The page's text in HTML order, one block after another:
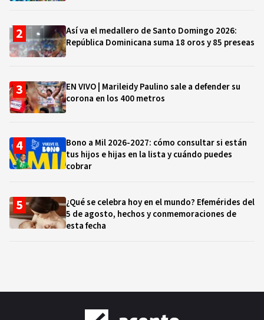
Así va el medallero de Santo Domingo 2026:
República Dominicana suma 18 oros y 85 preseas
EN VIVO | Marileidy Paulino sale a defender su
corona en los 400 metros
Bono a Mil 2026-2027: cómo consultar si están
tus hijos e hijas en la lista y cuándo puedes
cobrar
¿Qué se celebra hoy en el mundo? Efemérides del
5 de agosto, hechos y conmemoraciones de
esta fecha